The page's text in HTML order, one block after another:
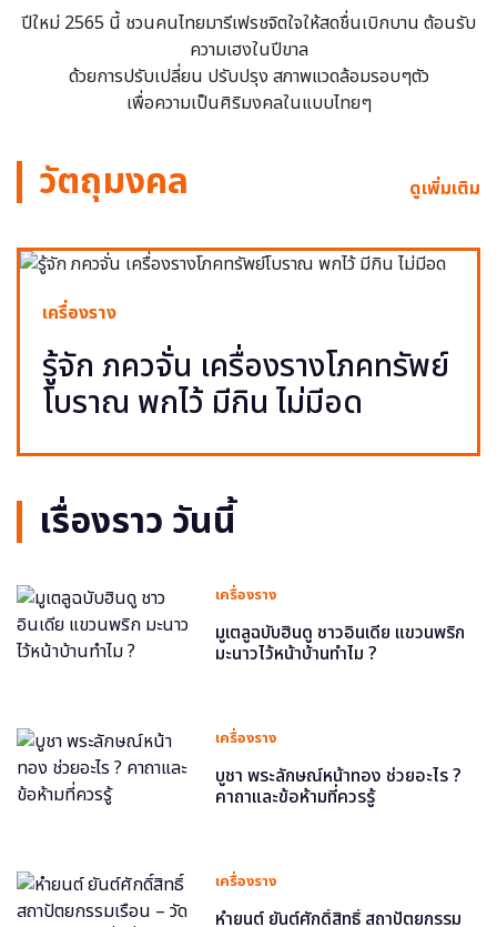
ปีใหม่ 2565 นี้ ชวนคนไทยมารีเฟรชจิตใจให้สดชื่นเบิกบาน ต้อนรับ
ความเฮงในปีขาล
ด้วยการปรับเปลี่ยน ปรับปรุง สภาพแวดล้อมรอบๆตัว
เพื่อความเป็นศิริมงคลในแบบไทยๆ
วัตถุมงคล ดูเพิ่มเติม
เครื่องราง
รู้จัก ภควจั่น เครื่องรางโภคทรัพย์
โบราณ พกไว้ มีกิน ไม่มีอด
เรื่องราว วันนี้
เครื่องราง
มูเตลูฉบับฮินดู ชาวอินเดีย แขวนพริก
มะนาวไว้หน้าบ้านทำไม ?
เครื่องราง
บูชา พระลักษณ์หน้าทอง ช่วยอะไร ?
คาถาและข้อห้ามที่ควรรู้
เครื่องราง
หำยนต์ ยันต์ศักดิ์สิทธิ์ สถาปัตยกรรม